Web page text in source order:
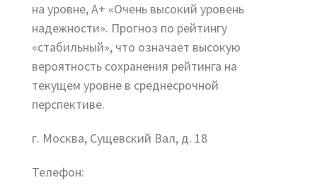
на уровне, А+ «Очень высокий уровень
надежности». Прогноз по рейтингу
«стабильный», что означает высокую
вероятность сохранения рейтинга на
текущем уровне в среднесрочной
перспективе.
г. Москва, Сущевский Вал, д. 18
Телефон: